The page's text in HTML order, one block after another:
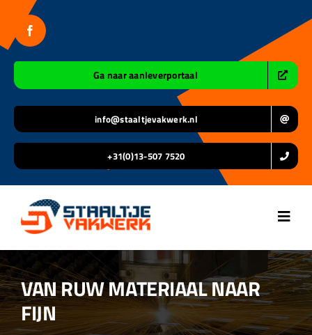
inhoud
Ga naar aanleverportaal
info@staaltjevakwerk.nl
+31(0)13-507 7520
Home
Over ons
VAN RUW MATERIAAL NAAR
FIJN